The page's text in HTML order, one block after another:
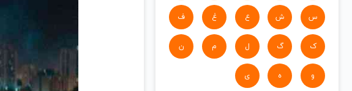
س ش ع غ ف
ک گ ل م ن
و ه ی